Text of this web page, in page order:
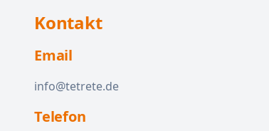
Kontakt
Email
info@tetrete.de
Telefon